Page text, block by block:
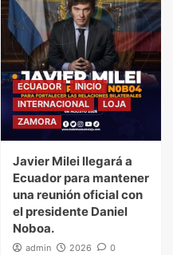
ECUADOR
INICIO
INTERNACIONAL
LOJA
ZAMORA
Javier Milei llegará a
Ecuador para mantener
una reunión oficial con
el presidente Daniel
Noboa.
admin 2026 0